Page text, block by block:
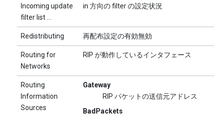
Incoming update
filter list ...
in 方向の filter の設定状況
Redistributing 再配布設定の有効無効
Routing for
Networks
RIP が動作しているインタフェース
Routing
Information
Sources
Gateway
RIP パケットの送信元アドレス
BadPackets